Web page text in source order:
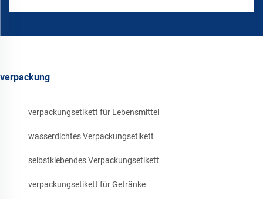
verpackung
verpackungsetikett für Lebensmittel
wasserdichtes Verpackungsetikett
selbstklebendes Verpackungsetikett
verpackungsetikett für Getränke